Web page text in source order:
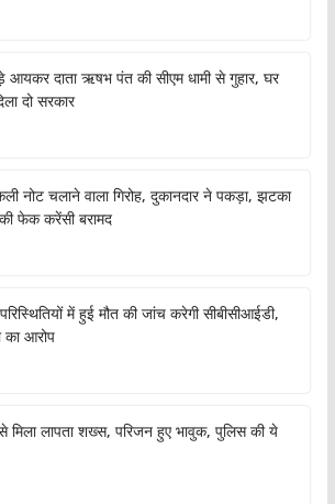
दाता ऋषभ पंत की सीएम धामी से गुहार, घर
दो सरकार
नोट चलाने वाला गिरोह, दुकानदार ने पकड़ा, झटका
फेक करेंसी बरामद
में हुई मौत की जांच करेगी सीबीसीआईडी,
का आरोप
मिला लापता शख्स, परिजन हुए भावुक, पुलिस की ये